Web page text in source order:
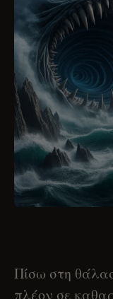
Πίσω στη
πλέον σε